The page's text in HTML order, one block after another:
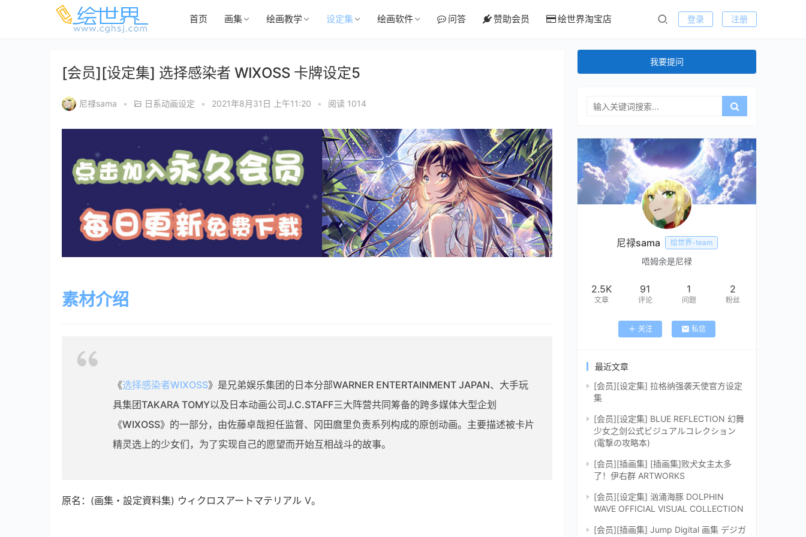
首页 画集 绘画教学 设定集 绘画软件 问答 赞助会员 绘世界淘宝店 登录 注册
[会员][设定集] 选择感染者 WIXOSS 卡牌设定5
尼禄sama • 日系动画设定 • 2021年8月31日 上午11:20 • 阅读 1014
素材介绍
《选择感染者WIXOSS》是兄弟娱乐集团的日本分部WARNER ENTERTAINMENT JAPAN、大手玩
具集团TAKARA TOMY以及日本动画公司J.C.STAFF三大阵营共同筹备的跨多媒体大型企划
《WIXOSS》的一部分，由佐藤卓哉担任监督、冈田麿里负责系列构成的原创动画。主要描述被卡片
精灵选上的少女们，为了实现自己的愿望而开始互相战斗的故事。
原名：(画集・設定資料集) ウィクロスアートマテリアル V。
我要提问
尼禄sama 绘世界-team
唔姆余是尼禄
2.5K
文章
91
评论
1
问题
2
粉丝
关注 私信
最近文章
[会员][设定集] 拉格纳强袭天使官方设定
集
[会员][设定集] BLUE REFLECTION 幻舞
少女之剑公式ビジュアルコレクション
(電撃の攻略本)
[会员][插画集] [插画集]败犬女主太多
了！伊右群 ARTWORKS
[会员][设定集] 汹涌海豚 DOLPHIN
WAVE OFFICIAL VISUAL COLLECTION
[会员][插画集] Jump Digital 画集 デジガ